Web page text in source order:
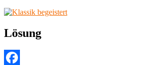
Lösung